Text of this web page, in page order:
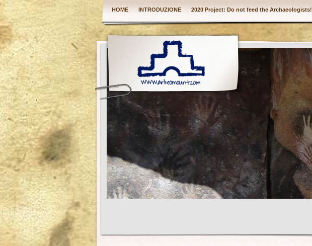
HOME INTRODUZIONE 2020 Project: Do not feed the Archaeologists!